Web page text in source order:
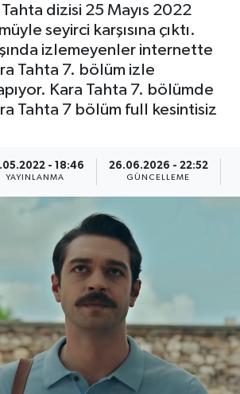
Tahta dizisi 25 Mayıs 2022
seyirci karşısına çıktı.
izlemeyenler internette
Tahta 7. bölüm izle
Kara Tahta 7. bölümde
Tahta 7 bölüm full kesintisiz
- 18:46
YAYINLANMA
26.06.2026 - 22:52
GÜNCELLEME